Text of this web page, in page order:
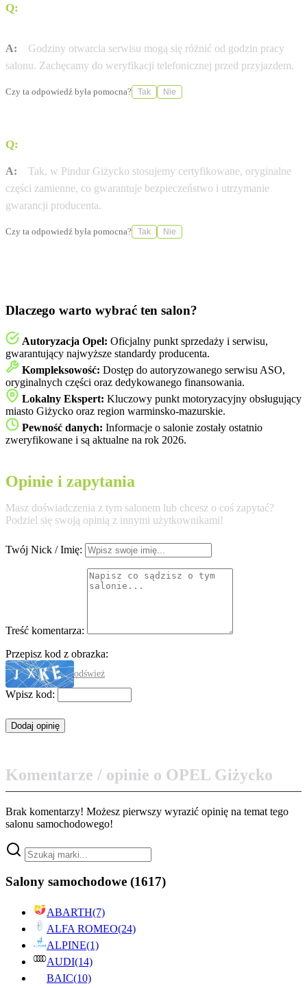
Q:
A:
Godziny otwarcia serwisu mogą się różnić od godzin pracy
salonu. Zachęcamy do weryfikacji telefonicznej przed przyjazdem.
Czy ta odpowiedź była pomocna? Tak Nie
Q:
A:
Tak, w Pindur Giżycko stosujemy certyfikowane, oryginalne
części zamienne, co gwarantuje bezpieczeństwo i utrzymanie
gwarancji producenta.
Czy ta odpowiedź była pomocna? Tak Nie
Dlaczego warto wybrać ten salon?
Autoryzacja Opel: Oficjalny punkt sprzedaży i serwisu,
gwarantujący najwyższe standardy producenta.
Kompleksowość: Dostęp do autoryzowanego serwisu ASO,
oryginalnych części oraz dedykowanego finansowania.
Lokalny Ekspert: Kluczowy punkt motoryzacyjny obsługujący
miasto Giżycko oraz region warminsko-mazurskie.
Pewność danych: Informacje o salonie zostały ostatnio
zweryfikowane i są aktualne na rok 2026.
Opinie i zapytania
Masz doświadczenia z tym salonem lub chcesz o coś zapytać?
Podziel się swoją opinią z innymi użytkownikami!
Twój Nick / Imię:
Treść komentarza:
Przepisz kod z obrazka:
odśwież
Wpisz kod:
Komentarze / opinie o OPEL Giżycko
Brak komentarzy! Możesz pierwszy wyrazić opinię na temat tego
salonu samochodowego!
Salony samochodowe (1617)
ABARTH(7)
ALFA ROMEO(24)
ALPINE(1)
AUDI(14)
BAIC(10)